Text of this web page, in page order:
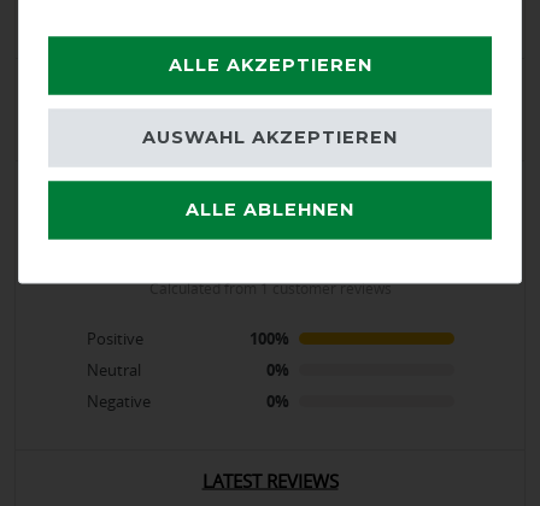
1
5/5
product experience
calculated from 1 customer reviews
Positive
100%
Neutral
0%
Negative
0%
LATEST REVIEWS
ALLE AKZEPTIEREN
ALLE ABLEHNEN
AUSWAHL AKZEPTIEREN